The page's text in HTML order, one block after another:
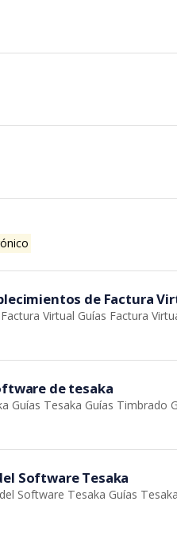
de Factura
Virtual Guías Factura
de tesaka
Tesaka Guías Timbrado
Software Tesaka
Software Tesaka Guías